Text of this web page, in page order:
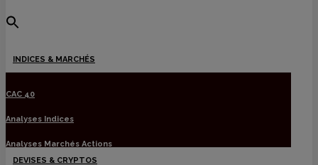
Menu
INDICES & MARCHÉS
CAC 40
Analyses Indices
Analyses Marchés Actions
DEVISES & CRYPTOS